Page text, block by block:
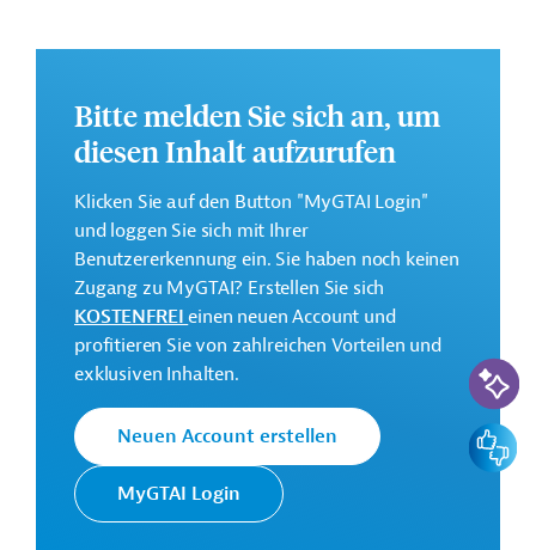
Standards und Normen
Weitere
Marktzugangsvoraussetzungen
Gesundheitspolizeiliche
Anforderungen
Ausfuhr aus der EU
Bitte melden Sie sich an, um
diesen Inhalt aufzurufen
Klicken Sie auf den Button "MyGTAI Login"
und loggen Sie sich mit Ihrer
Benutzererkennung ein. Sie haben noch keinen
Zugang zu MyGTAI? Erstellen Sie sich
KOSTENFREIeinen neuen Account und
profitieren Sie von zahlreichen Vorteilen und
exklusiven Inhalten.
Neuen Account erstellen
MyGTAI Login
KI-